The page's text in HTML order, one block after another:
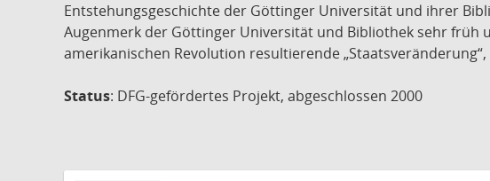
Entstehungsgeschichte der Göttinger Universität und ihrer
Augenmerk der Göttinger Universität und Bibliothek sehr früh
amerikanischen Revolution resultierende
Status: DFG-gefördertes Projekt, abgeschlossen 2000